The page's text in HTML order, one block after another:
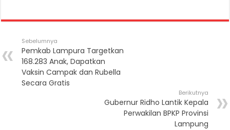
Sebelumnya
Pemkab Lampura Targetkan
168.283 Anak, Dapatkan
Vaksin Campak dan Rubella
Secara Gratis
Berikutnya
Gubernur Ridho Lantik Kepala
Perwakilan BPKP Provinsi
Lampung